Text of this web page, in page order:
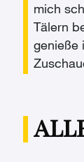
mich
Tälern
genieße